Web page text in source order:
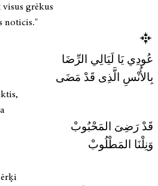
visus grēkus
noticis."
عُودِي يَا لَيَالِي الرِّضَا
بِالأُنْسِ الَّذِى قَدْ مَضَى
قَدْ رَضِىَ المَحْبُوبْ
وَنِلْنَا المَطْلُوبْ